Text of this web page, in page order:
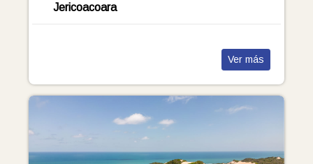
Jericoacoara
Ver más